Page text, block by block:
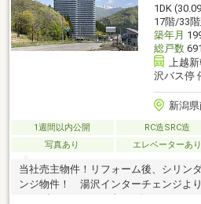
1DK
17階/33
築年月
総戸数
上越
沢バス停
新潟
1週間以内公開 RC造SRC造
写真あり
エレベーターあり
当社売主物件！リフォーム後、シリン
ンジ物件！ 湯沢インターチェンジよ